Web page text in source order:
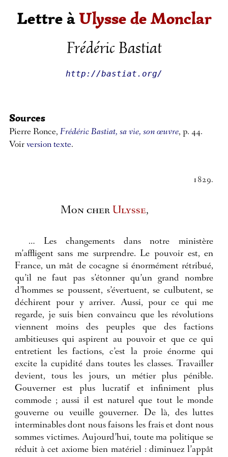
Lettre àUlysse de Monclar
Frédéric Bastiat
http://bastiat.org/
Sources
Pierre Ronce,Frédéric Bastiat, sa vie, son œuvre, p. 44.
Voirversion texte.
1829.
Mon cher Ulysse,
… Les changements dans notre ministère
m’affligent sans me surprendre. Le pouvoir est, en
France, un mât de cocagne si énormément rétribué,
qu’il ne faut pas s’étonner qu’un grand nombre
d’hommes se poussent, s’évertuent, se culbutent, se
déchirent pour y arriver. Aussi, pour ce qui me
regarde, je suis bien convaincu que les révolutions
viennent moins des peuples que des factions
ambitieuses qui aspirent au pouvoir et que ce qui
entretient les factions, c’est la proie énorme qui
excite la cupidité dans toutes les classes. Travailler
devient, tous les jours, un métier plus pénible.
Gouverner est plus lucratif et infiniment plus
commode ; aussi il est naturel que tout le monde
gouverne ou veuille gouverner. De là, des luttes
interminables dont nous faisons les frais et dont nous
sommes victimes. Aujourd’hui, toute ma politique se
réduit à cet axiome bien matériel : diminuez l’appât